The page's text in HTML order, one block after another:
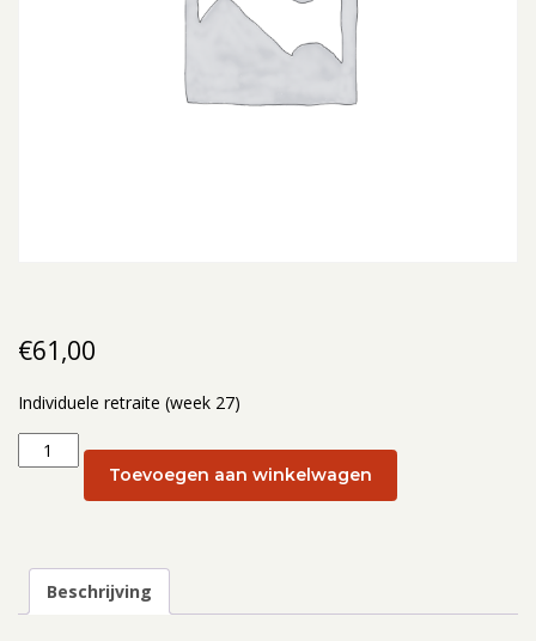
€61,00
Individuele retraite (week 27)
Individuele
retraite
aantal
Toevoegen aan winkelwagen
Beschrijving